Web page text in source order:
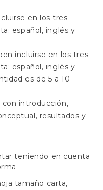
en los tres
español, inglés y
incluirse en los tres
español, inglés y
es de 5 a 10
con introducción,
resultados y
teniendo en cuenta
tamaño carta,